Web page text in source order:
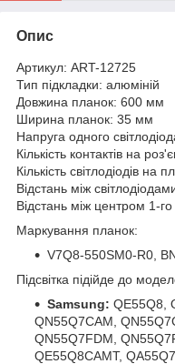
Опис
Артикул: ART-12725
Тип підкладки: алюміній
Довжина планок: 600 мм
Ширина планок: 35 мм
Напруга одного
Кількість контактів на
Кількість світлодіодів на
Відстань між
Відстань між центром 1-
Маркування планок:
V7Q8-550SM0-R0,
Підсвітка підійде до
Samsung: QE55Q8,
QN55Q7CAM,
QN55Q7FDM,
QE55Q8CAMT,